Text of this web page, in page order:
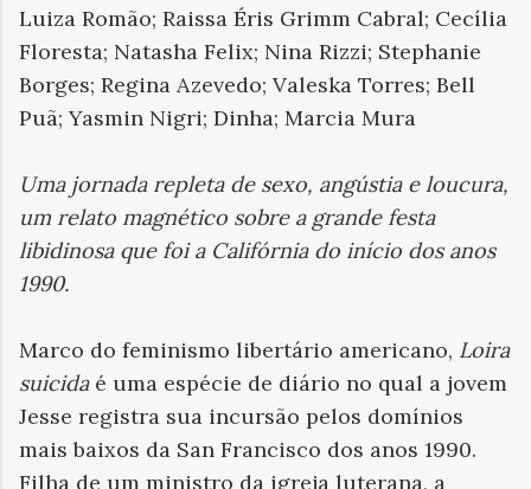
Luiza Romão; Raissa Éris Grimm Cabral; Cecília
Floresta; Natasha Felix; Nina Rizzi; Stephanie
Borges; Regina Azevedo; Valeska Torres; Bell
Puã; Yasmin Nigri; Dinha; Marcia Mura
Uma jornada repleta de sexo, angústia e loucura,
um relato magnético sobre a grande festa
libidinosa que foi a Califórnia do início dos anos
1990.
Marco do feminismo libertário americano, Loira
suicidaé uma espécie de diário no qual a jovem
Jesse registra sua incursão pelos domínios
mais baixos da San Francisco dos anos 1990.
Filha de um ministro da igreja luterana, a